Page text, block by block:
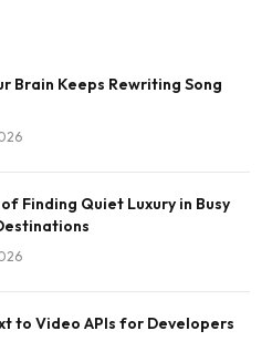
Brain Keeps Rewriting Song
Finding Quiet Luxury in Busy
to Video APIs for Developers